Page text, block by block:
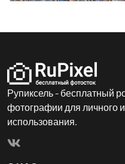
Рупиксель - бесплатный
фотографии для личного
использования.